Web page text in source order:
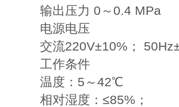
输出压力 0～0.4 MPa
电源电压
交流220V±10%；
工作条件
温度：5～42℃
相对湿度：≤85%；